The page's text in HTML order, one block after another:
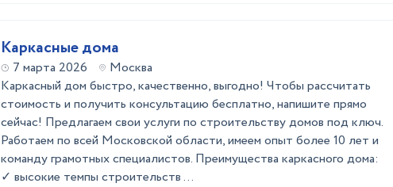
Каркасные дома
7 марта 2026
Москва
Каркасный дом быстро, качественно, выгодно! Чтобы рассчитать
стоимость и получить консультацию бесплатно, напишите прямо
сейчас! Предлагаем свои услуги по строительству домов под ключ.
Работаем по всей Московской области, имеем опыт более 10 лет и
команду грамотных специалистов. Преимущества каркасного дома:
✓ высокие темпы строительств ...